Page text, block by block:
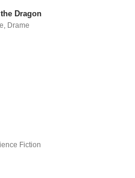
Dragon
, Drame
Fiction